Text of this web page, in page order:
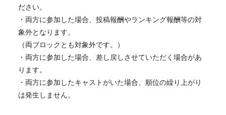
ださい。
・両方に参加した場合、投稿報酬やランキング報酬等の対
象外となります。
（両ブロックとも対象外です。）
・両方に参加した場合、差し戻しさせていただく場合があ
ります。
・両方に参加したキャストがいた場合、順位の繰り上がり
は発生しません。